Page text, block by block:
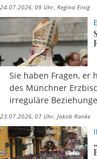
24.07.2026, 09 Uhr Regina Einig
Sie haben Fragen, er
des Münchner
irreguläre
23.07.2026, 07 Uhr Jakob Ranke